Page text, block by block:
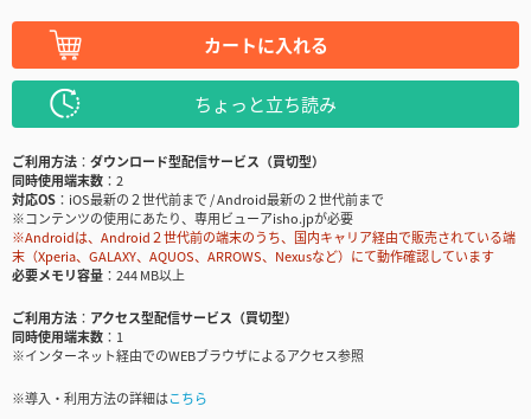
カートに入れる
ちょっと立ち読み
ご利用方法
ダウンロード型配信サービス（買切型）
同時使用端末数
2
対応OS
iOS最新の２世代前まで / Android最新の２世代前まで
※コンテンツの使用にあたり、専用ビューアisho.jpが必要
※Androidは、Android２世代前の端末のうち、国内キャリア経由で販売されている端
末（Xperia、GALAXY、AQUOS、ARROWS、Nexusなど）にて動作確認しています
必要メモリ容量
244 MB以上
ご利用方法
アクセス型配信サービス（買切型）
同時使用端末数
1
※インターネット経由でのWEBブラウザによるアクセス参照
※導入・利用方法の詳細はこちら